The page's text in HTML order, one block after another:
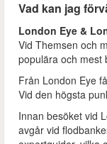
Vad kan jag
London Eye &
Vid Themsen och
populära och mest
Från London Eye
Vid den högsta
Innan besöket vid
avgår vid